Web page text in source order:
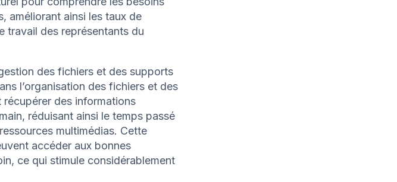
améliorant ainsi les taux de
travail des représentants du
des fichiers et des supports
l’organisation des fichiers et des
des informations
réduisant ainsi le temps passé
multimédias. Cette
accéder aux bonnes
ce qui stimule considérablement